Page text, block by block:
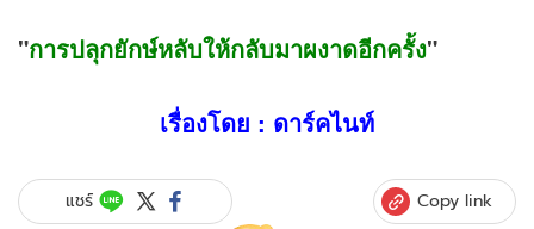
"การปลุกยักษ์หลับให้กลับมาผงาดอีกครั้ง"
เรื่องโดย : ดาร์คไนท์
แชร์ Copy link